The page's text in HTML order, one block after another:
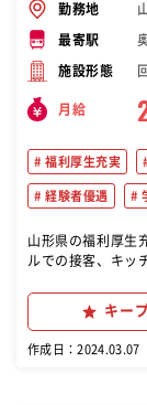
勤務地
最寄駅
施設形態
月給
福利厚生充実
経験者優遇
山形県の福利厚生充実
ルでの接客、キッ
様の笑顔」 のため
キー
作成日：2024.03.07